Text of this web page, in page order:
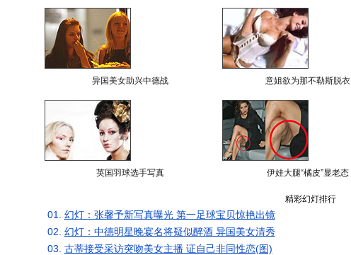
异国美女助兴中德战 意姐欲为那不勒斯脱衣
英国羽球选手写真 伊娃大腿“橘皮”显老态
精彩幻灯排行
01. 幻灯：张馨予新写真曝光 第一足球宝贝惊艳出镜
02. 幻灯：中德明星晚宴名将疑似醉酒 异国美女清秀
03. 古蒂接受采访突吻美女主播 证自己非同性恋(图)